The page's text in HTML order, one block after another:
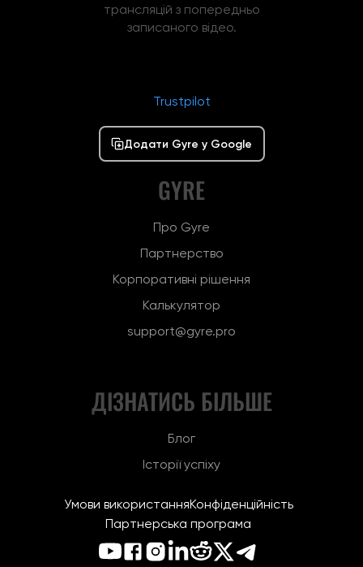
трансляцій з попередньо
записаного відео.
Trustpilot
Додати Gyre у Google
GYRE
Про Gyre
Партнерство
Корпоративні рішення
Калькулятор
support@gyre.pro
ДІЗНАТИСЬ БІЛЬШЕ
Блог
Історії успіху
Умови використанняКонфіденційність
Партнерська програма